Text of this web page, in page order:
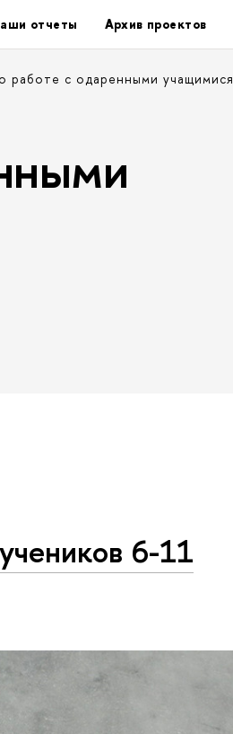
отчеты Архив проектов
работе с одаренными учащимися
6-11